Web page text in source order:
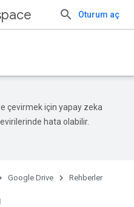
Oturum aç
çevirmek için yapay zeka
hata olabilir.
Google Drive Rehberler